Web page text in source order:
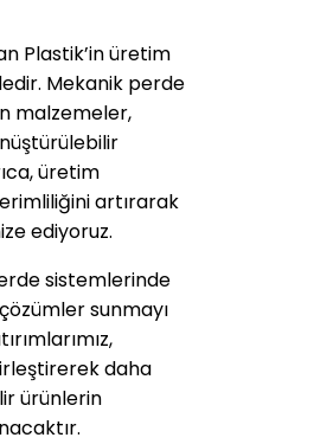
Plastik’in üretim
Mekanik perde
malzemeler,
üretim
artırarak
ediyoruz.
sistemlerinde
sunmayı
daha
ürünlerin